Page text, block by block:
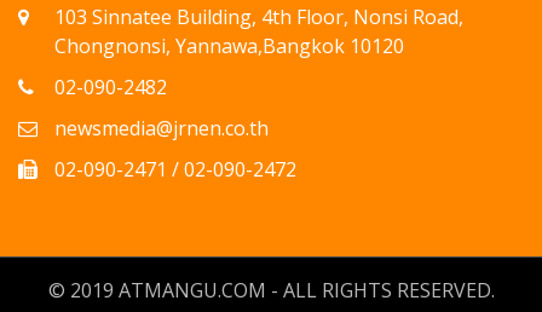
103 Sinnatee Building, 4th Floor, Nonsi Road,
Chongnonsi, Yannawa,Bangkok 10120
02-090-2482
newsmedia@jrnen.co.th
02-090-2471 / 02-090-2472
© 2019 ATMANGU.COM - ALL RIGHTS RESERVED.